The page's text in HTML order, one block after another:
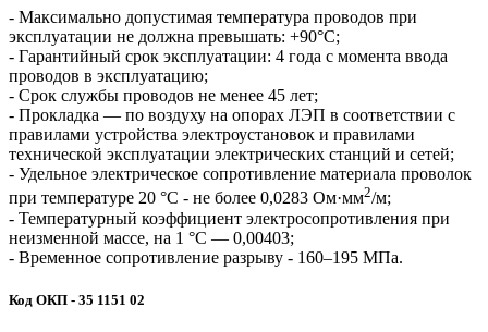
- Максимально допустимая температура проводов при
эксплуатации не должна превышать: +90°С;
- Гарантийный срок эксплуатации: 4 года с момента ввода
проводов в эксплуатацию;
- Срок службы проводов не менее 45 лет;
- Прокладка — по воздуху на опорах ЛЭП в соответствии с
правилами устройства электроустановок и правилами
технической эксплуатации электрических станций и сетей;
- Удельное электрическое сопротивление материала проволок
при температуре 20 °С - не более 0,0283 Ом·мм2/м;
- Температурный коэффициент электросопротивления при
неизменной массе, на 1 °С — 0,00403;
- Временное сопротивление разрыву - 160–195 МПа.
Код ОКП - 35 1151 02